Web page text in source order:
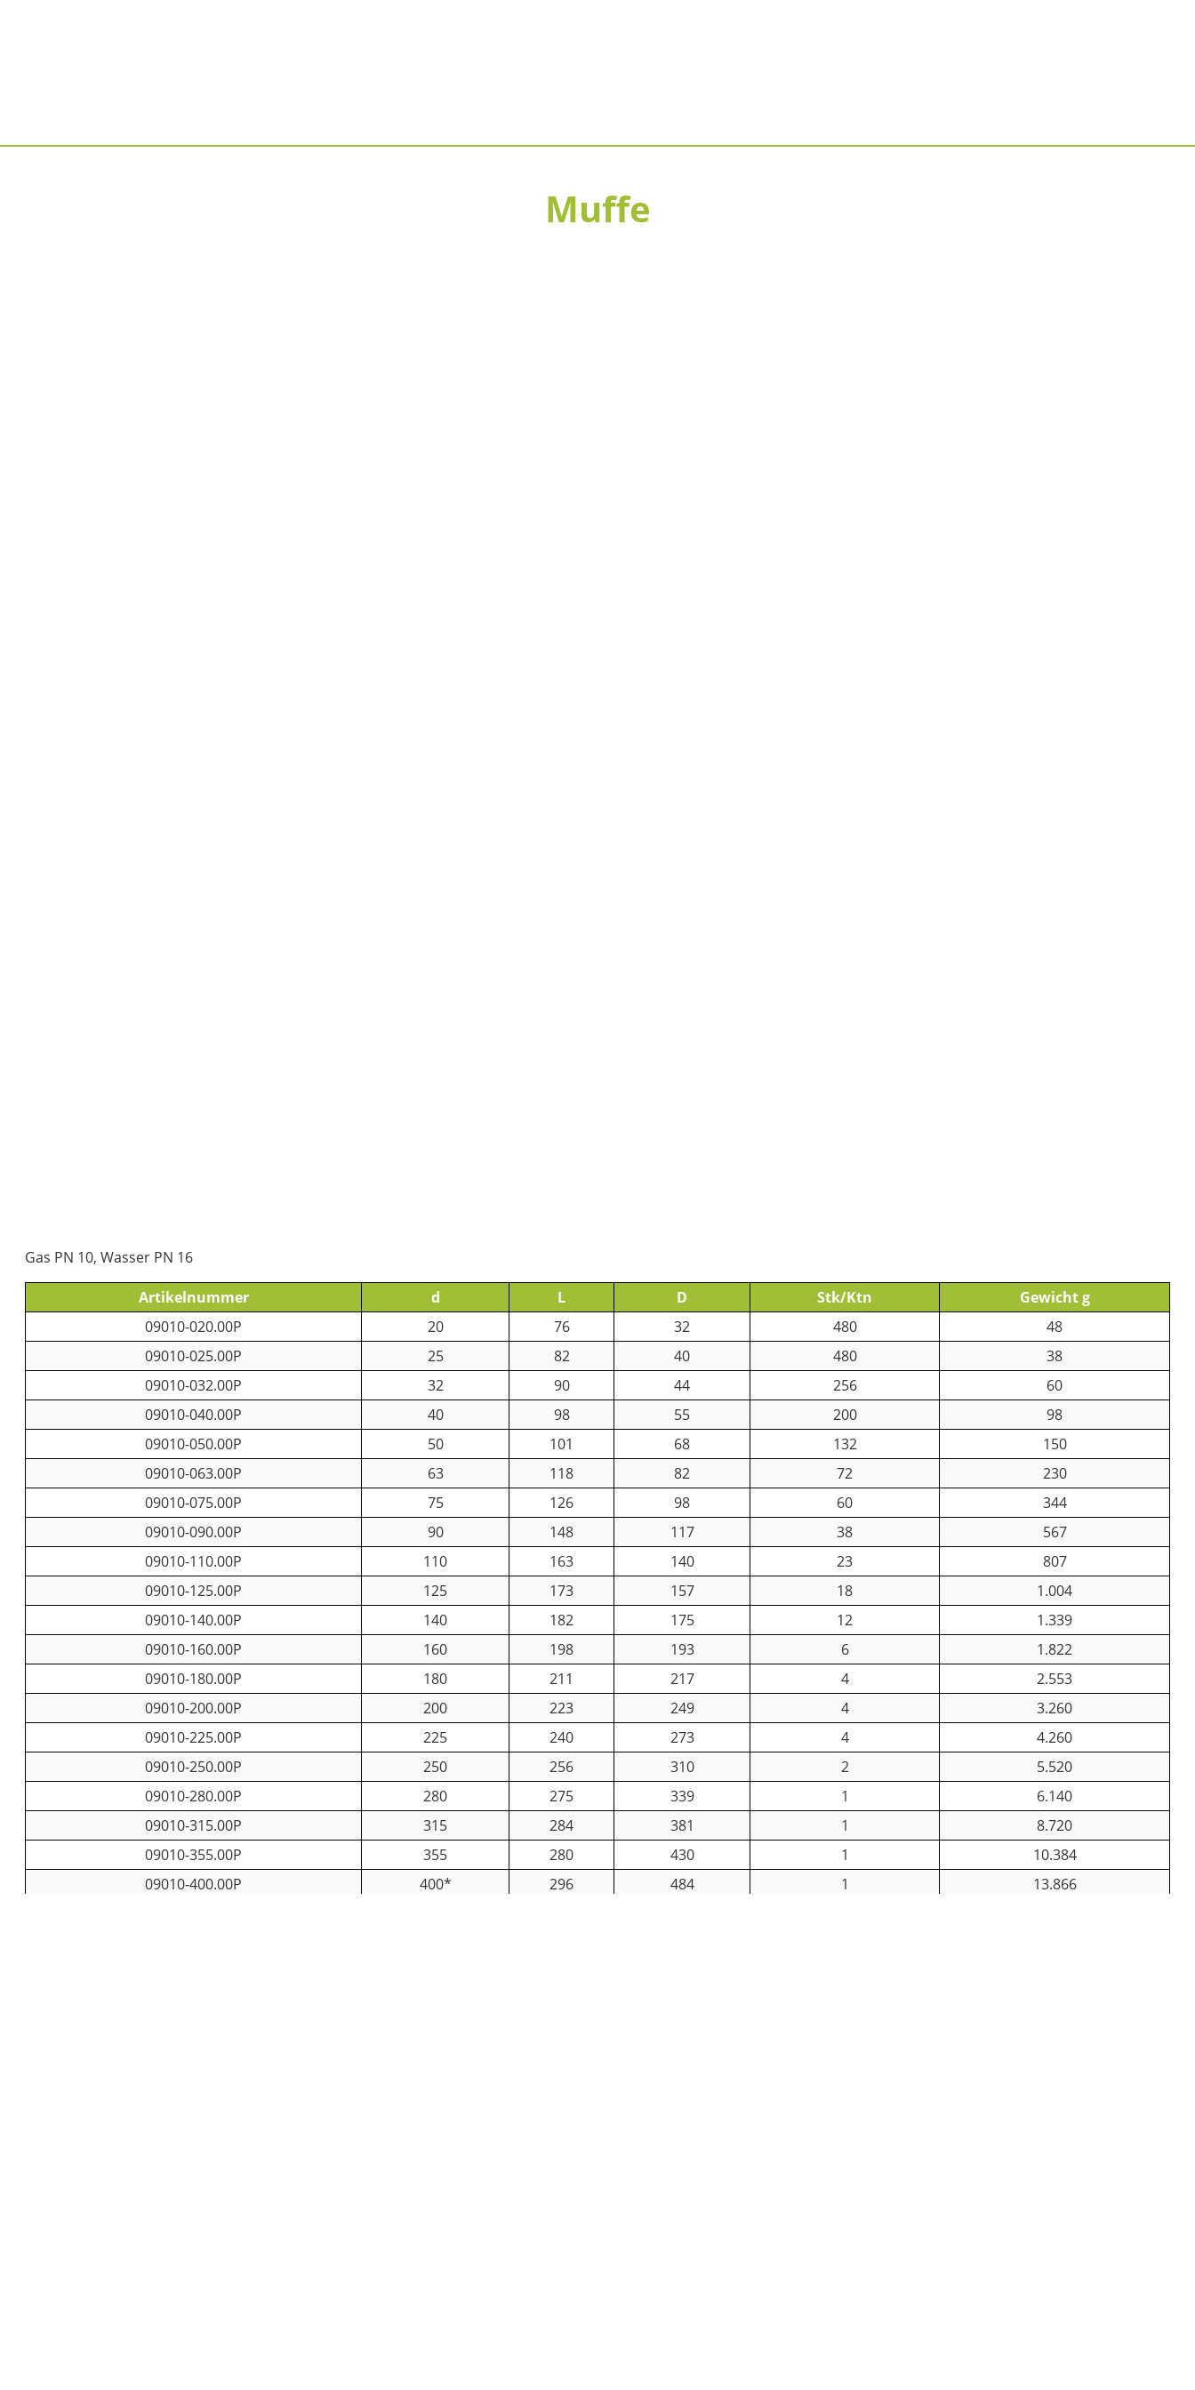
Muffe
Gas PN 10, Wasser PN 16
Artikelnummer d L D Stk/Ktn
Gewicht g
09010-020.00P
20 76 32 480
48
09010-025.00P
25 82 40 480
38
09010-032.00P
32 90 44 256
60
09010-040.00P
40 98 55 200
98
09010-050.00P
50 101 68 132
150
09010-063.00P
63 118 82 72
230
09010-075.00P
75 126 98 60
344
09010-090.00P
90 148 117 38
567
09010-110.00P
110 163 140 23
807
09010-125.00P
125 173 157 18
1.004
09010-140.00P
140 182 175 12
1.339
09010-160.00P
160 198 193 6
1.822
09010-180.00P
180 211 217 4
2.553
09010-200.00P
200 223 249 4
3.260
09010-225.00P
225 240 273 4
4.260
09010-250.00P
250 256 310 2
5.520
09010-280.00P
280 275 339 1
6.140
09010-315.00P
315 284 381 1
8.720
09010-355.00P
355 280 430 1
10.384
09010-400.00P
400* 296 484 1
13.866